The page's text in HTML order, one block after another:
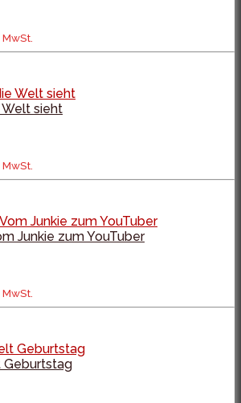
sieht
Junkie zum YouTuber
Geburtstag